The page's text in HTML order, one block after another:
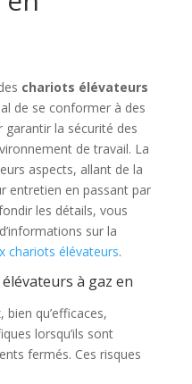
chariots élévateurs
de se conformer à des
la sécurité des
de travail. La
aspects, allant de la
entretien en passant par
les détails, vous
sur la
chariots élévateurs.
à gaz en
qu’efficaces,
lorsqu’ils sont
fermés. Ces risques